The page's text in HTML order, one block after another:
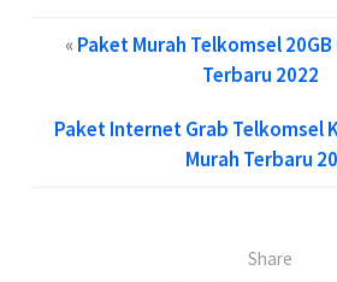
Share
«Paket Murah Telkomsel 20GB
Terbaru 2022
Paket Internet Grab Telkomsel
Murah Terbaru